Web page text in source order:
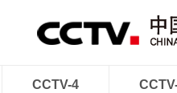
CCTV-4